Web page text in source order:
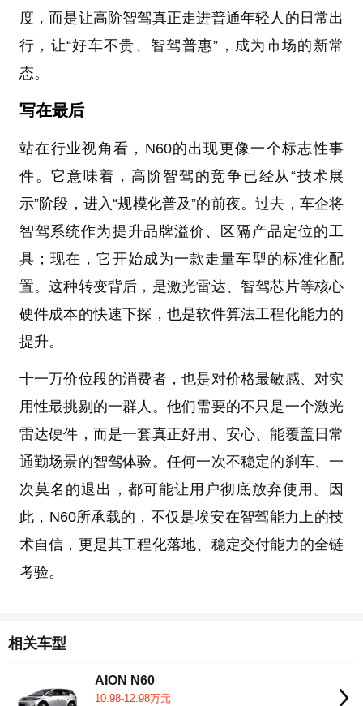
度，而是让高阶智驾真正走进普通年轻人的日常出
行，让“好车不贵、智驾普惠”，成为市场的新常
态。
写在最后
站在行业视角看，N60的出现更像一个标志性事
件。它意味着，高阶智驾的竞争已经从“技术展
示”阶段，进入“规模化普及”的前夜。过去，车企将
智驾系统作为提升品牌溢价、区隔产品定位的工
具；现在，它开始成为一款走量车型的标准化配
置。这种转变背后，是激光雷达、智驾芯片等核心
硬件成本的快速下探，也是软件算法工程化能力的
提升。
十一万价位段的消费者，也是对价格最敏感、对实
用性最挑剔的一群人。他们需要的不只是一个激光
雷达硬件，而是一套真正好用、安心、能覆盖日常
通勤场景的智驾体验。任何一次不稳定的刹车、一
次莫名的退出，都可能让用户彻底放弃使用。因
此，N60所承载的，不仅是埃安在智驾能力上的技
术自信，更是其工程化落地、稳定交付能力的全链
考验。
相关车型
AION N60
10.98-12.98万元